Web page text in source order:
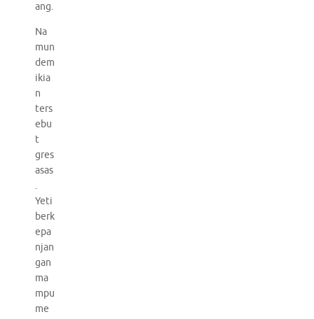
ang.
Na
mun
dem
ikia
n
ters
ebu
t
gres
asas
.
Yeti
berk
epa
njan
gan
ma
mpu
me